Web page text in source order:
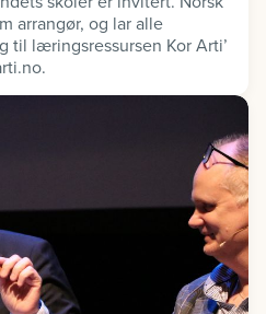
arrangør, og lar alle
til læringsressursen Kor Arti’